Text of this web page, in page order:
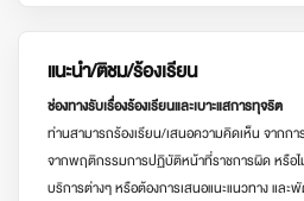
แนะนำ/ติชม/ร้องเรียน
ช่องทางรับเรื่องร้องเรียนและเบาะแสการทุจริต
ท่านสามารถร้องเรียน/เสนอความคิดเห็น จากก
จากพฤติกรรมการปฏิบัติหน้าที่ราชการผิด หรือไ
บริการต่างๆ หรือต้องการเสนอแนะแนวทาง แล